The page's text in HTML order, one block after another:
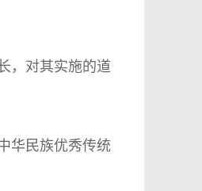
，对其实施的道
华民族优秀传统